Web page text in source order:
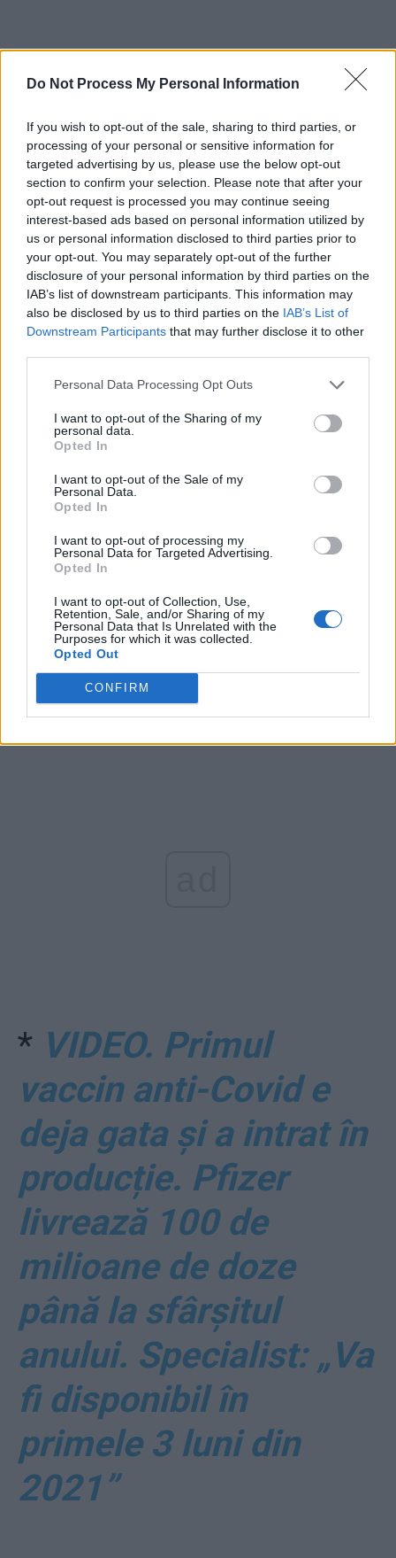
Do Not Process My Personal Information
If you wish to opt-out of the sale, sharing to third parties, or
processing of your personal or sensitive information for
targeted advertising by us, please use the below opt-out
section to confirm your selection. Please note that after your
opt-out request is processed you may continue seeing
interest-based ads based on personal information utilized by
us or personal information disclosed to third parties prior to
your opt-out. You may separately opt-out of the further
disclosure of your personal information by third parties on the
IAB’s list of downstream participants. This information may
also be disclosed by us to third parties on the IAB’s List of
Downstream Participants that may further disclose it to other
Personal Data Processing Opt Outs
I want to opt-out of the Sharing of my
personal data.
Opted In
I want to opt-out of the Sale of my
Personal Data.
Opted In
I want to opt-out of processing my
Personal Data for Targeted Advertising.
Opted In
I want to opt-out of Collection, Use,
Retention, Sale, and/or Sharing of my
Personal Data that Is Unrelated with the
Purposes for which it was collected.
Opted Out
CONFIRM
Beizadeaua Victoraș
Micula s-a deghizat în
polițist, cu cagulă, și a
furat datele cântăreței
Vlăduța Lupău! Are
dosar penal
România a atins
punctul critic: medicii
aleg ce pacienți
salvează, din cauza
supraaglomerării la
Terapie Intensivă. „Ați
crezut că n-am ajuns
acolo? Am ajuns!”
* VIDEO. Primul
vaccin anti-Covid e
deja gata și a intrat în
producție. Pfizer
livrează 100 de
milioane de doze
până la sfârșitul
anului. Specialist: „Va
fi disponibil în
primele 3 luni din
2021”